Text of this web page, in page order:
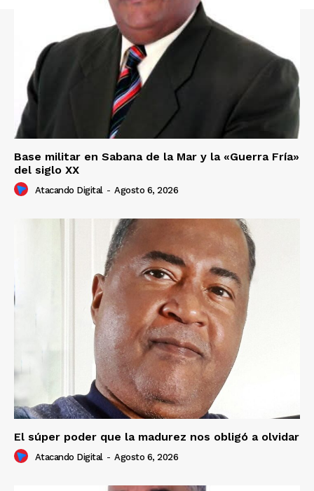
Base militar en Sabana de la Mar y la «Guerra Fría»
del siglo XX
Atacando Digital - Agosto 6, 2026
El súper poder que la madurez nos obligó a olvidar
Atacando Digital - Agosto 6, 2026